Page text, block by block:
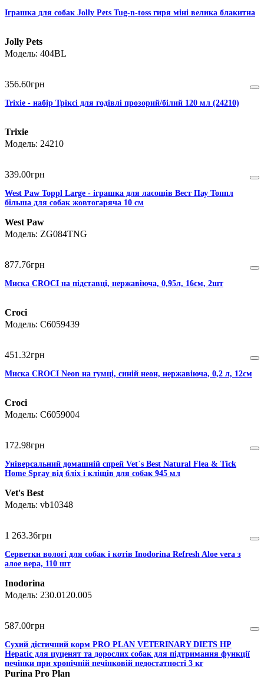
Іграшка для собак Jolly Pets Tug-n-toss гиря міні велика блакитна
Jolly Pets
404BL
356.60грн
Trixie - набір Тріксі для годівлі прозорий/білий 120 мл (24210)
Trixie
24210
339.00грн
West Paw Toppl Large - іграшка для ласощів Вест Пау Топпл
більша для собак жовтогаряча 10 см
West Paw
ZG084TNG
877.76грн
Миска CROCI на підставці, нержавіюча, 0,95л, 16см, 2шт
Croci
C6059439
451 .32грн
Миска CROCI Neon на гумці, синій неон, нержавіюча, 0,2 л, 12см
Croci
C6059004
172.98грн
Універсальний домашній спрей Vet`s Best Natural Flea & Tick
Home Spray від бліх і кліщів для собак 945 мл
Vet's Best
vb10348
1 263.36грн
Серветки вологі для собак і котів Inodorina Refresh Aloe vera з
алое вера, 110 шт
Inodorina
230.0120.005
587.00грн
Сухий дієтичний корм PRO PLAN VETERINARY DIETS HP
Hepatic для цуценят та дорослих собак для підтримання функції
печінки при хронічній печінковій недостатності 3 кг
Purina Pro Plan